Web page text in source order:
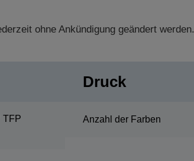
ohne Ankündigung geändert werden.
TFP
Druck
Anzahl der Farben